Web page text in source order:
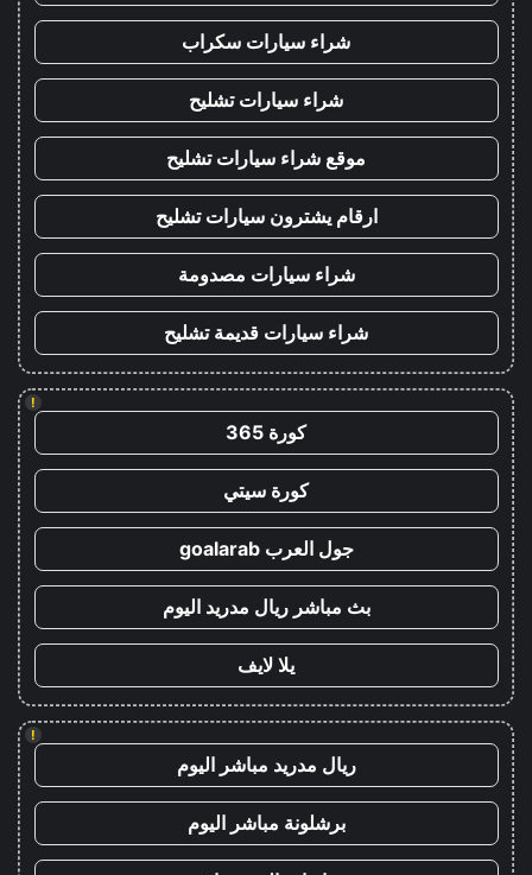
شراء سيارات سكراب
شراء سيارات تشليح
موقع شراء سيارات تشليح
ارقام يشترون سيارات تشليح
شراء سيارات مصدومة
شراء سيارات قديمة تشليح
!
كورة 365
كورة سيتي
جول العرب goalarab
بث مباشر ريال مدريد اليوم
يلا لايف
!
ريال مدريد مباشر اليوم
برشلونة مباشر اليوم